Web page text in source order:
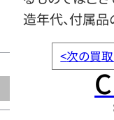
造年代、付属品
<次の買